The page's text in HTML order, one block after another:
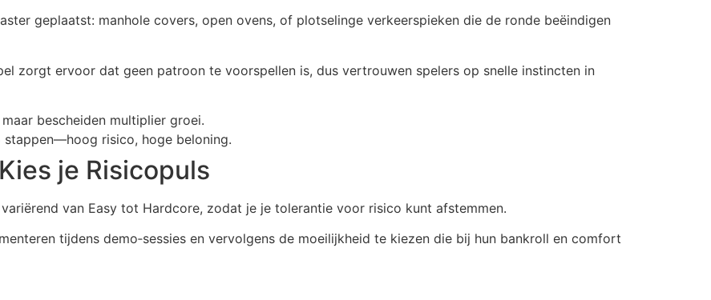
geplaatst: manhole covers, open ovens, of plotselinge verkeerspieken die de ronde beëindigen
zorgt ervoor dat geen patroon te voorspellen is, dus vertrouwen spelers op snelle instincten in
bescheiden multiplier groei.
risico, hoge beloning.
je Risicopuls
van Easy tot Hardcore, zodat je je tolerantie voor risico kunt afstemmen.
tijdens demo‑sessies en vervolgens de moeilijkheid te kiezen die bij hun bankroll en comfort